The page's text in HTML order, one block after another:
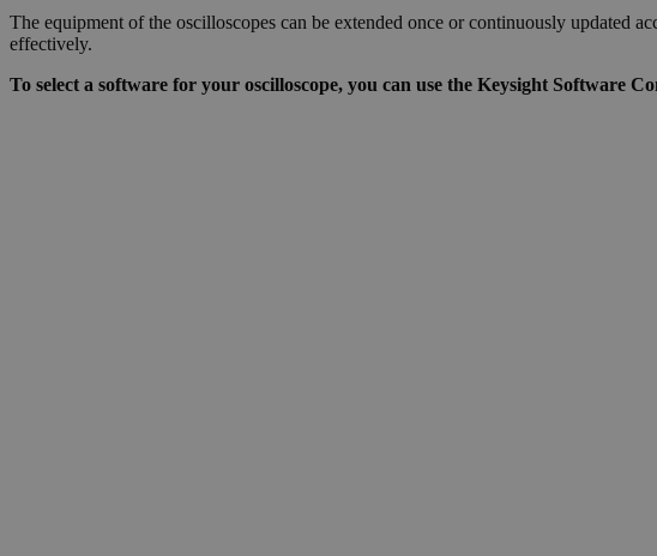
The equipment of the oscilloscopes can be extended once or continuously updated
effectively.
To select a software for your oscilloscope, you can use the Keysight Software